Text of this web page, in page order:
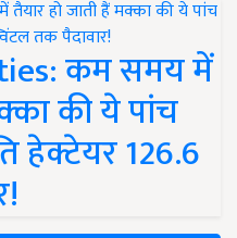
कम समय में
की ये पांच
हेक्टेयर 126.6